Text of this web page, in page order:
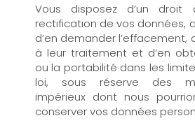
Vous disposez d’un
rectification de vos données,
d’en demander l’effacement,
à leur traitement et d’en
ou la portabilité dans les
loi, sous réserve des
impérieux dont nous
conserver vos données